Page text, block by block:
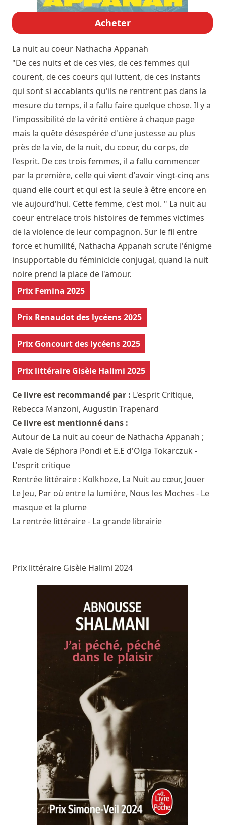
Acheter
La nuit au coeur Nathacha Appanah
"De ces nuits et de ces vies, de ces femmes qui
courent, de ces coeurs qui luttent, de ces instants
qui sont si accablants qu'ils ne rentrent pas dans la
mesure du temps, il a fallu faire quelque chose. Il y a
l'impossibilité de la vérité entière à chaque page
mais la quête désespérée d'une justesse au plus
près de la vie, de la nuit, du coeur, du corps, de
l'esprit. De ces trois femmes, il a fallu commencer
par la première, celle qui vient d'avoir vingt-cinq ans
quand elle court et qui est la seule à être encore en
vie aujourd'hui. Cette femme, c'est moi. " La nuit au
coeur entrelace trois histoires de femmes victimes
de la violence de leur compagnon. Sur le fil entre
force et humilité, Nathacha Appanah scrute l'énigme
insupportable du féminicide conjugal, quand la nuit
noire prend la place de l'amour.
Prix Femina 2025
Prix Renaudot des lycéens 2025
Prix Goncourt des lycéens 2025
Prix littéraire Gisèle Halimi 2025
Ce livre est recommandé par : L'esprit Critique,
Rebecca Manzoni, Augustin Trapenard
Ce livre est mentionné dans :
Autour de La nuit au coeur de Nathacha Appanah ;
Avale de Séphora Pondi et E.E d'Olga Tokarczuk -
L'esprit critique
Rentrée littéraire : Kolkhoze, La Nuit au cœur, Jouer
Le Jeu, Par où entre la lumière, Nous les Moches - Le
masque et la plume
La rentrée littéraire - La grande librairie
Prix littéraire Gisèle Halimi 2024